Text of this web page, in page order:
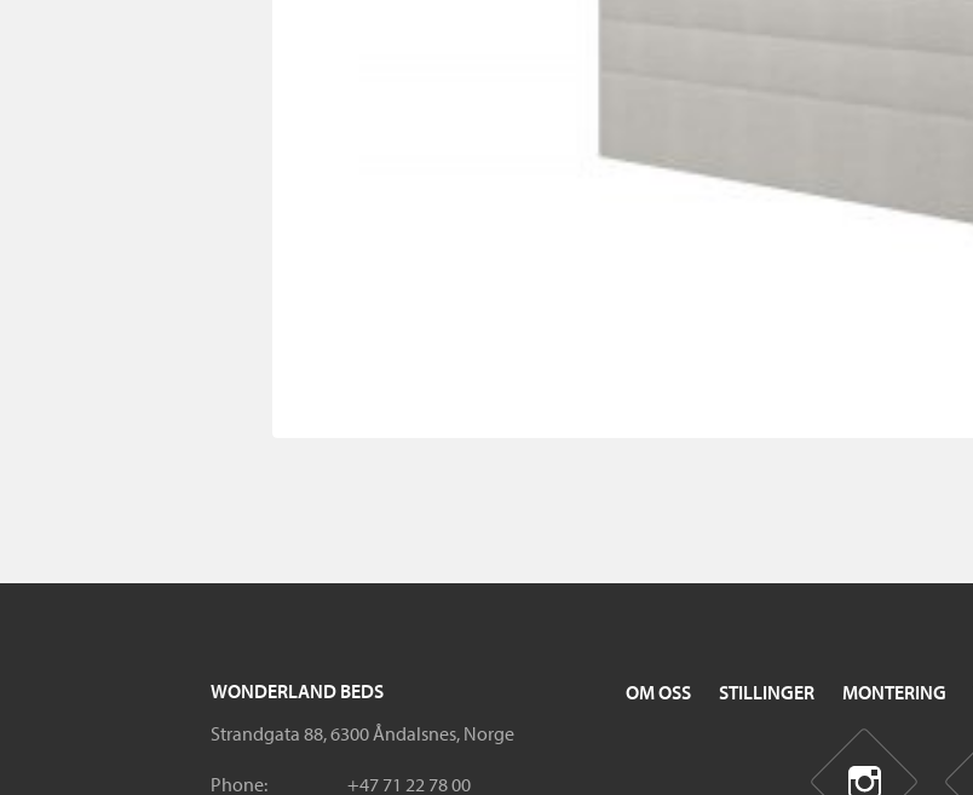
OM OSS STILLINGER MONTERING
WONDERLAND BEDS
Strandgata 88, 6300 Åndalsnes, Norge
Phone: +47 71 22 78 00